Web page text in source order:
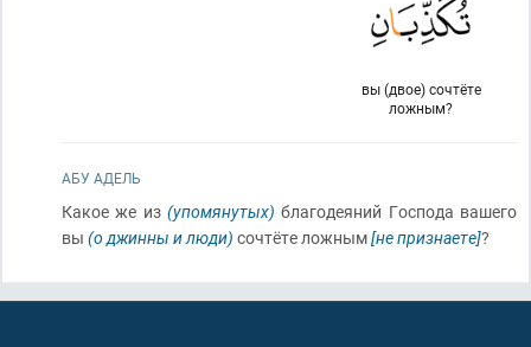
вы (двое) сочтёте
ложным?
АБУ АДЕЛЬ
Какое же из (упомянутых) благодеяний Господа вашего
вы (о джинны и люди) сочтёте ложным[не признаете]?